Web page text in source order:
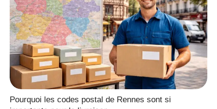
Pourquoi les codes postal de Rennes sont si